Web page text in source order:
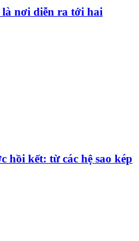
nơi diễn ra tới hai
hồi kết: từ các hệ sao kép